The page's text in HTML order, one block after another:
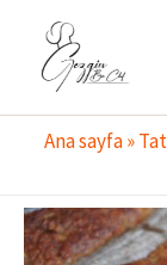
Ana sayfa»